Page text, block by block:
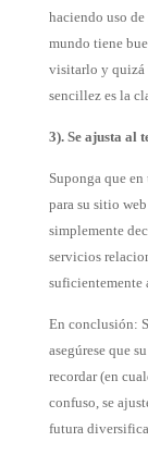
haciendo uso
mundo tiene
visitarlo y quizá
sencillez es la
3). Se ajusta al
Suponga que
para su sitio
simplemente
servicios
suficientemente
En conclusión:
asegúrese que
recordar (en
confuso, se
futura